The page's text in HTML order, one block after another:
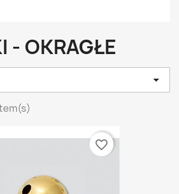
- OKRAGŁE

favorite_border